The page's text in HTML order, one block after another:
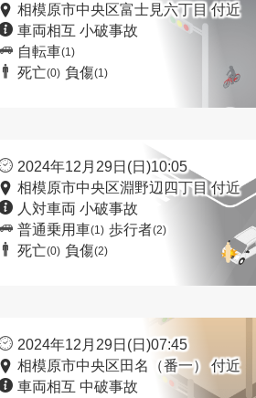
相模原市中央区富士見六丁目 付近
車両相互 小破事故
自転車(1)
死亡(0) 負傷(1)
2024年12月29日(日)10:05
相模原市中央区淵野辺四丁目 付近
人対車両 小破事故
普通乗用車(1) 歩行者(2)
死亡(0) 負傷(2)
2024年12月29日(日)07:45
相模原市中央区田名（番一） 付近
車両相互 中破事故